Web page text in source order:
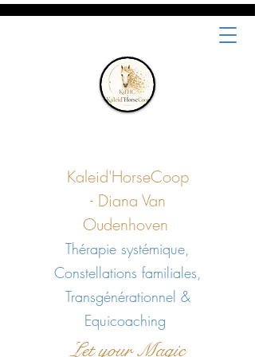
Kaleid'HorseCoop
-Diana Van
Oudenhoven
Thérapie systémique,
Constellations familiales,
Transgénérationnel &
Equicoaching
Let your Magic